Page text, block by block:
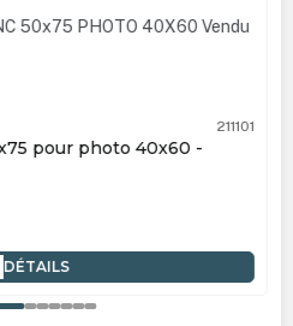
211101
pour photo 40x60 -
DÉTAILS